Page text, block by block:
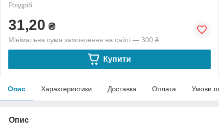
Роздріб
31,20 ₴
Мінімальна сума замовлення на сайті — 300 ₴
Купити
Опис Характеристики Доставка Оплата Умови
Опис